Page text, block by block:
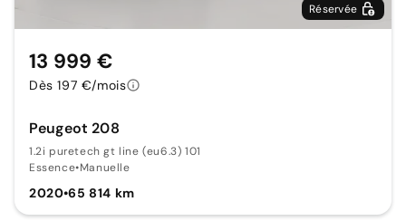
Réservée
Peugeot 208
1.2i puretech gt line (eu6.3) 101
Essence•Manuelle
2020•65 814 km
13 999 €
Dès 197 €/mois